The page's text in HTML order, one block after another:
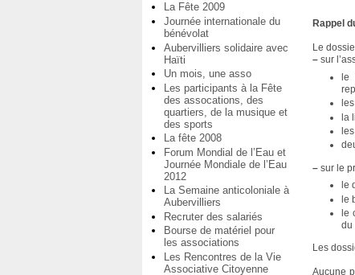
La Fête 2009
Journée internationale du
bénévolat
Aubervilliers solidaire avec
Haïti
Un mois, une asso
Les participants à la Fête
des assocations, des
quartiers, de la musique et
des sports
La fête 2008
Forum Mondial de l’Eau et
Journée Mondiale de l’Eau
2012
La Semaine anticoloniale à
Aubervilliers
Recruter des salariés
Bourse de matériel pour
les associations
Les Rencontres de la Vie
Associative Citoyenne
Rappel
Le
– sur
le
la
– sur le
le
le
le
du
Les
Aucune